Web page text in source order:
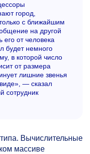
город,
с ближайшим
на другой
его от человека
будет немного
в которой число
от размера
лишние звенья
— сказал
сотрудник
Вычислительные
массиве